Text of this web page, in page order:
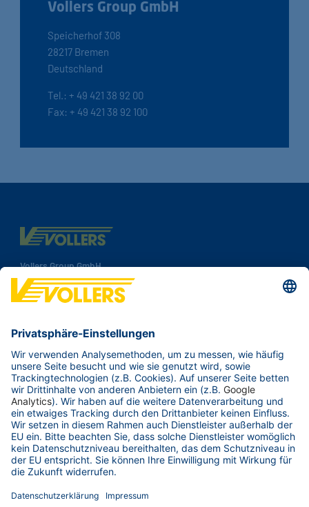
Vollers Group GmbH
Speicherhof 308
28217 Bremen
Deutschland
Tel.: + 49 421 38 92 00
Fax: + 49 421 38 92 100
Vollers Group GmbH
Speicherhof 308
28217 Bremen
Deutschland
Tel.: +49 421 38 92 00
Fax: +49 421 38 92 100
Kontakt
Ihre Branche
Unsere Häfen